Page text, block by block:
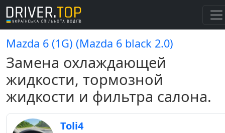
Mazda 6 (1G) (Mazda 6 black 2.0)
Замена охлаждающей
жидкости, тормозной
жидкости и фильтра салона.
Toli4